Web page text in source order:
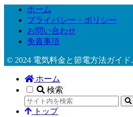
ホーム
プライバシー・ポリシー
お問い合わせ
免責事項
© 2024 電気料金と節電方法ガイド.
ホーム
検索
トップ